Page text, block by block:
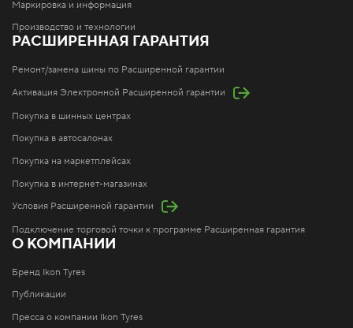
Маркировка и информация
Производство и технологии
РАСШИРЕННАЯ ГАРАНТИЯ
Ремонт/замена шины по Расширенной гарантии
Активация Электронной Расширенной гарантии
Покупка в шинных центрах
Покупка в автосалонах
Покупка на маркетплейсах
Покупка в интернет-магазинах
Условия Расширенной гарантии
Подключение торговой точки к программе Расширенная гарантия
О КОМПАНИИ
Бренд Ikon Tyres
Публикации
Пресса о компании Ikon Tyres